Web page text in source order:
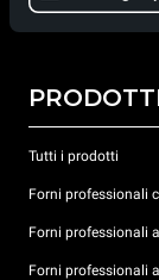
Tutti i prodotti
Forni professionali
Forni professionali
Forni professionali